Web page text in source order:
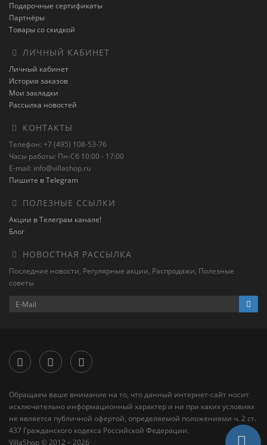
Подарочные сертификаты
Партнёры
Товары со скидкой
ЛИЧНЫЙ КАБИНЕТ
Личный кабинет
История заказов
Мои закладки
Рассылка новостей
КОНТАКТЫ
Телефон: +7 (495) 108-53-76
Часы работы: Пн-Сб 10:00 - 17:00
E-mail: info@villashop.ru
Пишите в Telegram
ПОЛЕЗНЫЕ ССЫЛКИ
Акции в Телеграм канале!
Блог
НОВОСТНАЯ РАССЫЛКА
Последние новости, Регулярные акции, Распродажи, Полезные
советы
Обращаем ваше внимание на то, что данный интернет-сайт носит
исключительно информационный характер и ни при каких условиях
не является публичной офертой, определяемой положениями ч. 2 ст.
437 Гражданского кодекса Российской Федерации.
VillaShop © 2012 – 2026